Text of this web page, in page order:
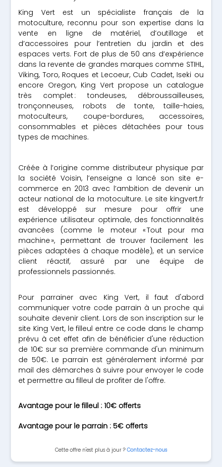
King Vert est un spécialiste français de la
motoculture, reconnu pour son expertise dans la
vente en ligne de matériel, d’outillage et
d’accessoires pour l’entretien du jardin et des
espaces verts. Fort de plus de 50 ans d’expérience
dans la revente de grandes marques comme STIHL,
Viking, Toro, Roques et Lecoeur, Cub Cadet, Iseki ou
encore Oregon, King Vert propose un catalogue
très complet : tondeuses, débroussailleuses,
tronçonneuses, robots de tonte, taille-haies,
motoculteurs, coupe-bordures, accessoires,
consommables et pièces détachées pour tous
types de machines.
Créée à l’origine comme distributeur physique par
la société Voisin, l’enseigne a lancé son site e-
commerce en 2013 avec l’ambition de devenir un
acteur national de la motoculture. Le site kingvert.fr
est développé sur mesure pour offrir une
expérience utilisateur optimale, des fonctionnalités
avancées (comme le moteur « Tout pour ma
machine », permettant de trouver facilement les
pièces adaptées à chaque modèle), et un service
client réactif, assuré par une équipe de
professionnels passionnés.
Pour parrainer avec King Vert, il faut d'abord
communiquer votre code parrain à un proche qui
souhaite devenir client. Lors de son inscription sur le
site King Vert, le filleul entre ce code dans le champ
prévu à cet effet afin de bénéficier d'une réduction
de 10€ sur sa première commande d'un minimum
de 50€. Le parrain est généralement informé par
mail des démarches à suivre pour envoyer le code
et permettre au filleul de profiter de l'offre.
Avantage pour le filleul : 10€ offerts
Avantage pour le parrain : 5€ offerts
Cette offre n'est plus à jour ? Contactez-nous